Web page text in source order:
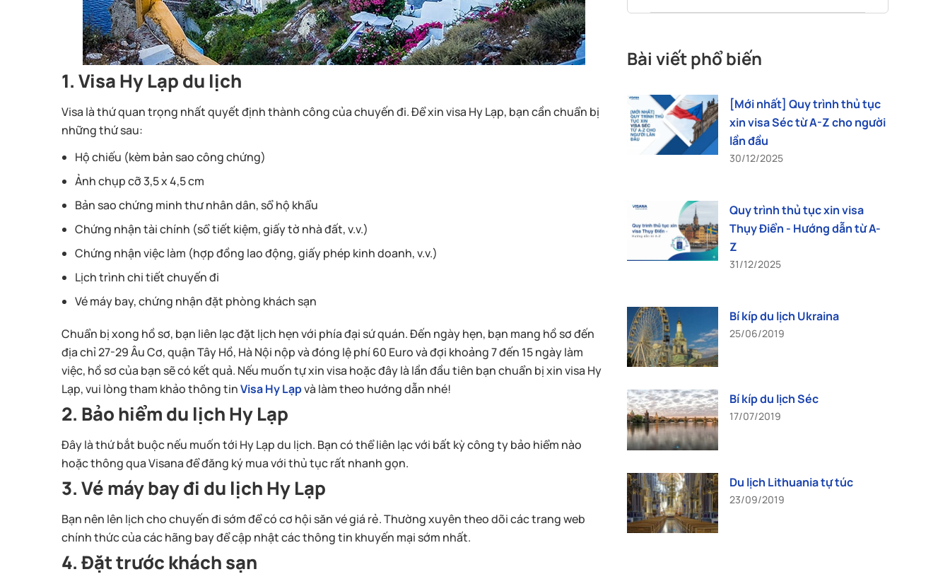
1. Visa Hy Lạp du lịch
Visa là thứ quan trọng nhất quyết định thành công của chuyến đi. Để xin visa Hy Lạp, bạn cần chuẩn bị
những thứ sau:
Hộ chiếu (kèm bản sao công chứng)
Ảnh chụp cỡ 3,5 x 4,5 cm
Bản sao chứng minh thư nhân dân, sổ hộ khẩu
Chứng nhận tài chính (sổ tiết kiệm, giấy tờ nhà đất, v.v.)
Chứng nhận việc làm (hợp đồng lao động, giấy phép kinh doanh, v.v.)
Lịch trình chi tiết chuyến đi
Vé máy bay, chứng nhận đặt phòng khách sạn
Chuẩn bị xong hồ sơ, bạn liên lạc đặt lịch hẹn với phía đại sứ quán. Đến ngày hẹn, bạn mang hồ sơ đến
địa chỉ 27-29 Âu Cơ, quận Tây Hồ, Hà Nội nộp và đóng lệ phí 60 Euro và đợi khoảng 7 đến 15 ngày làm
việc, hồ sơ của bạn sẽ có kết quả. Nếu muốn tự xin visa hoặc đây là lần đầu tiên bạn chuẩn bị xin visa Hy
Lạp, vui lòng tham khảo thông tinVisa Hy Lạpvà làm theo hướng dẫn nhé!
2. Bảo hiểm du lịch Hy Lạp
Đây là thứ bắt buộc nếu muốn tới Hy Lạp du lịch. Bạn có thể liên lạc với bất kỳ công ty bảo hiểm nào
hoặc thông qua Visana để đăng ký mua với thủ tục rất nhanh gọn.
3. Vé máy bay đi du lịch Hy Lạp
Bạn nên lên lịch cho chuyến đi sớm để có cơ hội săn vé giá rẻ. Thường xuyên theo dõi các trang web
chính thức của các hãng bay để cập nhật các thông tin khuyến mại sớm nhất.
4. Đặt trước khách sạn
Bài viết phổ biến
[Mới nhất] Quy trình thủ tục
xin visa Séc từ A-Z cho người
lần đầu
30/12/2025
Quy trình thủ tục xin visa
Thụy Điển - Hướng dẫn từ A-
Z
31/12/2025
Bí kíp du lịch Ukraina
25/06/2019
Bí kíp du lịch Séc
17/07/2019
Du lịch Lithuania tự túc
23/09/2019